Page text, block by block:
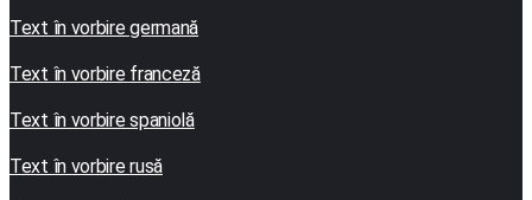
Text în vorbire germană
Text în vorbire franceză
Text în vorbire spaniolă
Text în vorbire rusă